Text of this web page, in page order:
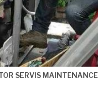
SERVIS MAINTENANCE